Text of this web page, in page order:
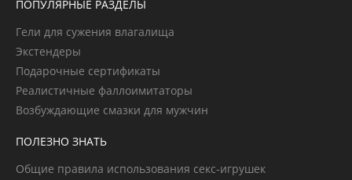
ПОПУЛЯРНЫЕ РАЗДЕЛЫ
Гели для сужения влагалища
Экстендеры
Подарочные сертификаты
Реалистичные фаллоимитаторы
Возбуждающие смазки для мужчин
ПОЛЕЗНО ЗНАТЬ
Общие правила использования секс-игрушек